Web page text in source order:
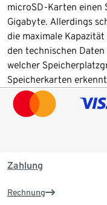
microSD-Karten einen
Gigabyte. Allerdings
die maximale
den technischen
welcher
Speicherkarten
Zahlung
Rechnung